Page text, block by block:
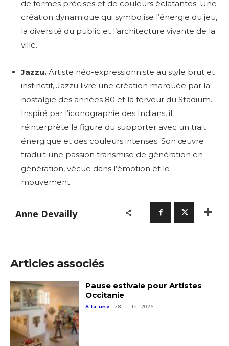
Adresse email*
Nom
de formes précises et de couleurs éclatantes. Une
création dynamique qui symbolise l’énergie du jeu,
la diversité du public et l’architecture vivante de la
ville.
Jazzu. Artiste néo-expressionniste au style brut et
instinctif, Jazzu livre une création marquée par la
nostalgie des années 80 et la ferveur du Stadium.
Inspiré par l’iconographie des Indians, il
réinterprète la figure du supporter avec un trait
énergique et des couleurs intenses. Son œuvre
traduit une passion transmise de génération en
génération, vécue dans l’émotion et le
mouvement.
Anne Devailly
Articles associés
Pause estivale pour Artistes
Occitanie
A la une 28 juillet 2026